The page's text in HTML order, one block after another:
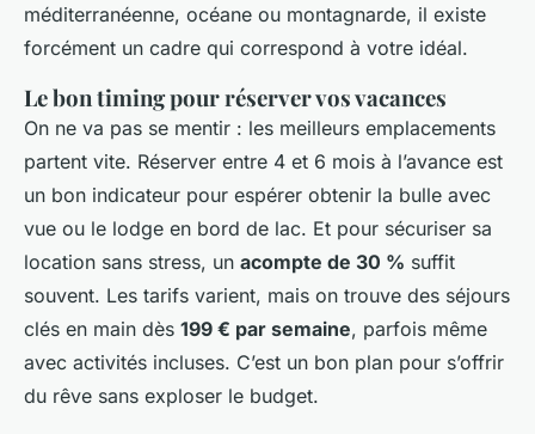
méditerranéenne, océane ou montagnarde, il existe
forcément un cadre qui correspond à votre idéal.
Le bon timing pour réserver vos vacances
On ne va pas se mentir : les meilleurs emplacements
partent vite. Réserver entre 4 et 6 mois à l’avance est
un bon indicateur pour espérer obtenir la bulle avec
vue ou le lodge en bord de lac. Et pour sécuriser sa
location sans stress, un acompte de 30 % suffit
souvent. Les tarifs varient, mais on trouve des séjours
clés en main dès 199 € par semaine, parfois même
avec activités incluses. C’est un bon plan pour s’offrir
du rêve sans exploser le budget.